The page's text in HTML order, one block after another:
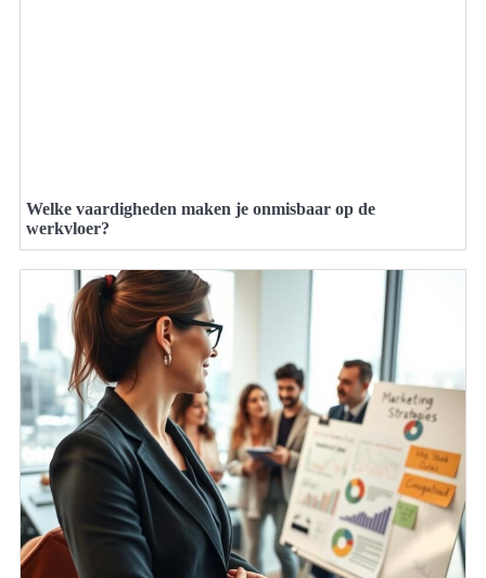
Welke vaardigheden maken je onmisbaar op de
werkvloer?